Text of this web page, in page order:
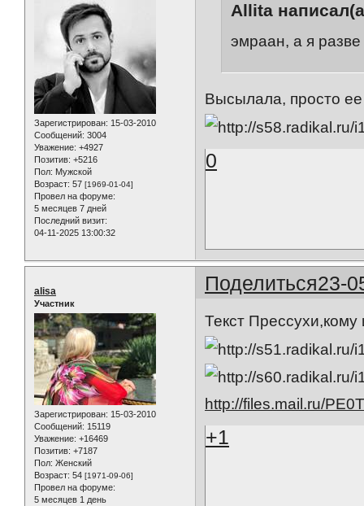
Зарегистрирован: 15-03-2010
Сообщений: 3004
Уважение: +4927
Позитив: +5216
Пол: Мужской
Возраст: 57 [1969-01-04]
Провел на форуме:
5 месяцев 7 дней
Последний визит:
04-11-2025 13:00:32
Allita
эмраан, а я
Высылала, просто ее
0
Поделиться23-
alisa
Участник
Зарегистрирован: 15-03-2010
Сообщений: 15119
Уважение: +16469
Позитив: +7187
Пол: Женский
Возраст: 54 [1971-09-06]
Провел на форуме:
5 месяцев 1 день
Текст Прессухи,кому
http://files.mail.ru/
+1